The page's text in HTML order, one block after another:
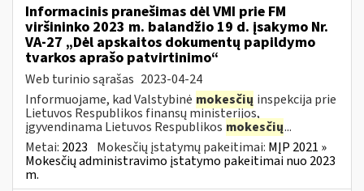
Informacinis pranešimas dėl VMI prie FM
viršininko 2023 m. balandžio 19 d. įsakymo Nr.
VA-27 „Dėl apskaitos dokumentų papildymo
tvarkos aprašo patvirtinimo“
Web turinio sąrašas 2023-04-24
Informuojame, kad Valstybinė mokesčių inspekcija prie
Lietuvos Respublikos finansų ministerijos,
įgyvendinama Lietuvos Respublikos mokesčių...
Metai: 2023 Mokesčių įstatymų pakeitimai: MĮP 2021 »
Mokesčių administravimo įstatymo pakeitimai nuo 2023
m.